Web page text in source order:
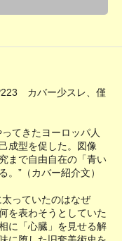
カバー少スレ、僅
てきたヨーロッパ人
成型を促した。図像
まで自由自在の「青い
。”（カバー紹介文）
っていたのはなぜ
を表わそうとしていた
に「心臓」を見せる解